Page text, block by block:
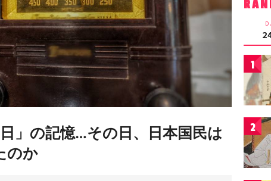
」の記憶…その日、日本国民は
のか
1
2